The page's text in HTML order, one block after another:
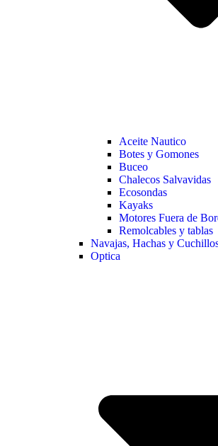
Aceite Nautico
Botes y Gomones
Buceo
Chalecos Salvavidas
Ecosondas
Kayaks
Motores Fuera de
Remolcables y tablas
Navajas, Hachas y
Optica